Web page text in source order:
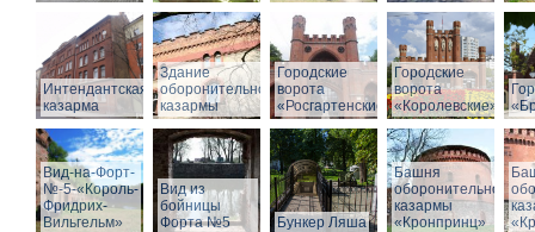
Интендантская
казарма
Здание
оборонительной
казармы
Городские
ворота
«Росгартенские»
Городские
ворота
«Королевские»
Вид-на-Форт-
№-5-«Король-
Фридрих-
Вильгельм»
Вид из
бойницы
Форта №5
Бункер Ляша
Башня
оборонительной
казармы
«Кронпринц»